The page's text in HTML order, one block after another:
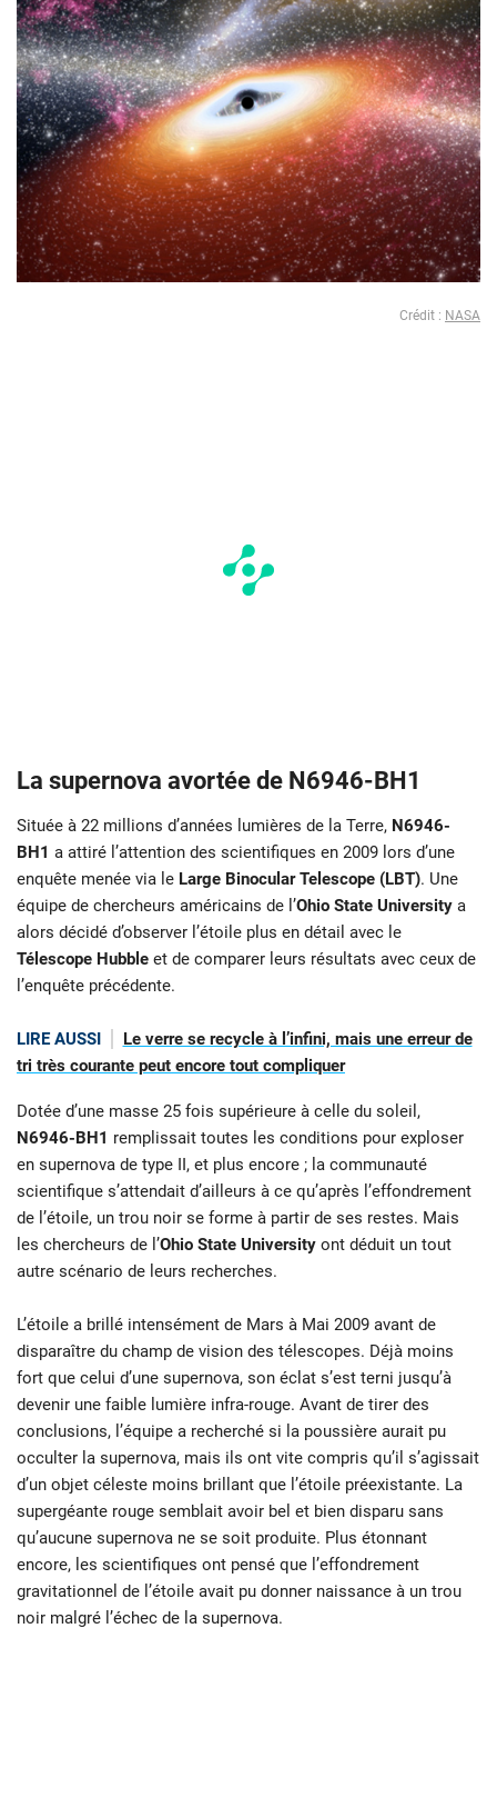
Crédit : NASA
La supernova avortée de N6946-BH1
Située à 22 millions d’années lumières de la Terre, N6946-
BH1 a attiré l’attention des scientifiques en 2009 lors d’une
enquête menée via le Large Binocular Telescope (LBT). Une
équipe de chercheurs américains de l’Ohio State University a
alors décidé d’observer l’étoile plus en détail avec le
Télescope Hubble et de comparer leurs résultats avec ceux de
l’enquête précédente.
LIRE AUSSI
Le verre se recycle à l’infini, mais une erreur de
tri très courante peut encore tout compliquer
Dotée d’une masse 25 fois supérieure à celle du soleil,
N6946-BH1 remplissait toutes les conditions pour exploser
en supernova de type II, et plus encore ; la communauté
scientifique s’attendait d’ailleurs à ce qu’après l’effondrement
de l’étoile, un trou noir se forme à partir de ses restes. Mais
les chercheurs de l’Ohio State University ont déduit un tout
autre scénario de leurs recherches.
L’étoile a brillé intensément de Mars à Mai 2009 avant de
disparaître du champ de vision des télescopes. Déjà moins
fort que celui d’une supernova, son éclat s’est terni jusqu’à
devenir une faible lumière infra-rouge. Avant de tirer des
conclusions, l’équipe a recherché si la poussière aurait pu
occulter la supernova, mais ils ont vite compris qu’il s’agissait
d’un objet céleste moins brillant que l’étoile préexistante. La
supergéante rouge semblait avoir bel et bien disparu sans
qu’aucune supernova ne se soit produite. Plus étonnant
encore, les scientifiques ont pensé que l’effondrement
gravitationnel de l’étoile avait pu donner naissance à un trou
noir malgré l’échec de la supernova.